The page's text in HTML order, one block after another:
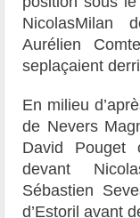
NicolasMilan
Aurélien
seplaçaient
En milieu
de Nevers
David Pouget
devant
Sébastien
d’Estoril avant